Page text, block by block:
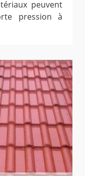
peuvent
pression à